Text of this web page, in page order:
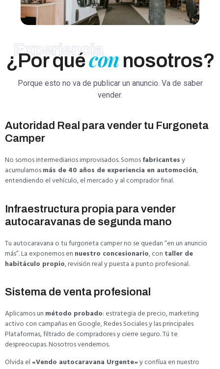
Experiencia
¿Por quéconnosotros?
Porque esto no va de publicar un anuncio. Va de saber
vender.
Autoridad Real para vender tu Furgoneta
Camper
No somos intermediarios improvisados. Somosfabricantesy
acumulamosmás de 40 años de experiencia en automoción,
entendiendo el vehículo, el mercado y al comprador final.
Infraestructura propia para vender
autocaravanas de segunda mano
Tu autocaravana o tu furgoneta camper no se quedan “en un anuncio
más”. La exponemos en nuestro concesionario, con taller de
habitáculo propio, revisión real y puesta a punto profesional.
Sistema de venta profesional
Aplicamos un método probado: estrategia de precio, marketing
activo con campañas en Google, Redes Sociales y las principales
Plataformas, filtrado de compradores y cierre seguro. Tú te
despreocupas. Nosotros vendemos.
Olvida el«Vendo autocaravana Urgente»y confíua en nuestro